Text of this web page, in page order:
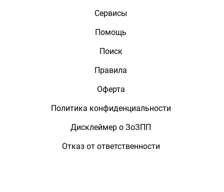
Сервисы
Помощь
Поиск
Правила
Оферта
Политика конфиденциальности
Дисклеймер о ЗоЗПП
Отказ от ответственности